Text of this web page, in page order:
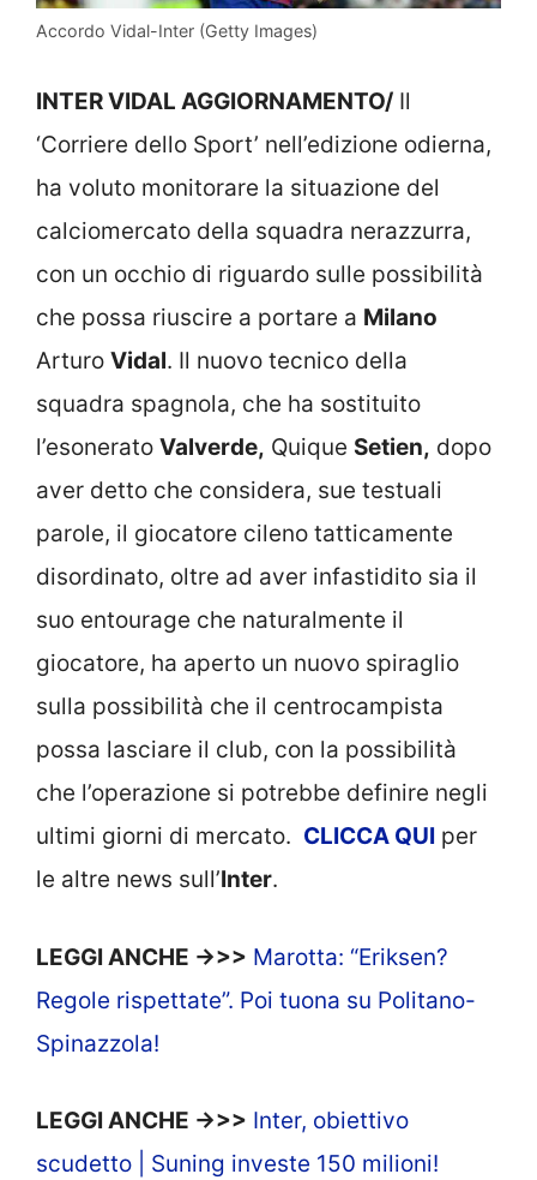
Accordo Vidal-Inter (Getty Images)
INTER VIDAL AGGIORNAMENTO/ Il
‘Corriere dello Sport’ nell’edizione odierna,
ha voluto monitorare la situazione del
calciomercato della squadra nerazzurra,
con un occhio di riguardo sulle possibilità
che possa riuscire a portare a Milano
Arturo Vidal. Il nuovo tecnico della
squadra spagnola, che ha sostituito
l’esonerato Valverde, Quique Setien, dopo
aver detto che considera, sue testuali
parole, il giocatore cileno tatticamente
disordinato, oltre ad aver infastidito sia il
suo entourage che naturalmente il
giocatore, ha aperto un nuovo spiraglio
sulla possibilità che il centrocampista
possa lasciare il club, con la possibilità
che l’operazione si potrebbe definire negli
ultimi giorni di mercato. CLICCA QUI per
le altre news sull’Inter.
LEGGI ANCHE ->>> Marotta: “Eriksen?
Regole rispettate”. Poi tuona su Politano-
Spinazzola!
LEGGI ANCHE ->>> Inter, obiettivo
scudetto | Suning investe 150 milioni!